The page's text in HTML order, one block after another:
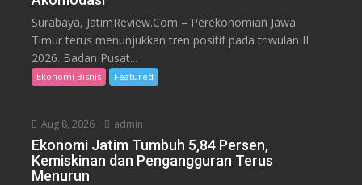
Surabaya, JatimReview.Com – Perekonomian Jawa
Timur terus menunjukkan tren positif pada triwulan II
2026. Badan Pusat...
Ekonomi Bisnis Featured
Aug 8, 2026 admin
Ekonomi Jatim Tumbuh 5,84 Persen,
Kemiskinan dan Pengangguran Terus
Menurun